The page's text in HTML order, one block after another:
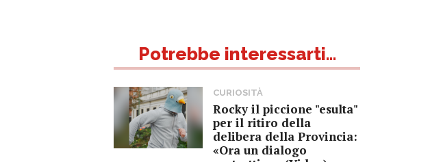
Potrebbe interessarti...
CURIOSITÀ
Rocky il piccione "esulta"
per il ritiro della
delibera della Provincia:
«Ora un dialogo